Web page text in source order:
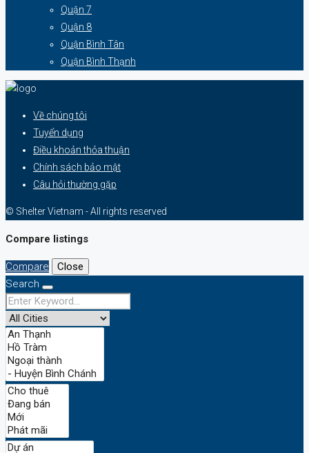
Quận 7
Quận 8
Quận Bình Tân
Quận Bình Thạnh
Về chúng tôi
Tuyển dụng
Điều khoản thỏa thuận
Chính sách bảo mật
Câu hỏi thường gặp
© Shelter Vietnam - All rights reserved
Compare listings
Compare
Close
Search